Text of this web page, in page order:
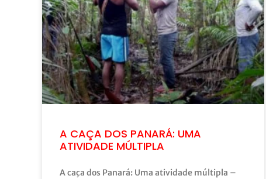
A CAÇA DOS PANARÁ: UMA
ATIVIDADE MÚLTIPLA
A caça dos Panará: Uma atividade múltipla –